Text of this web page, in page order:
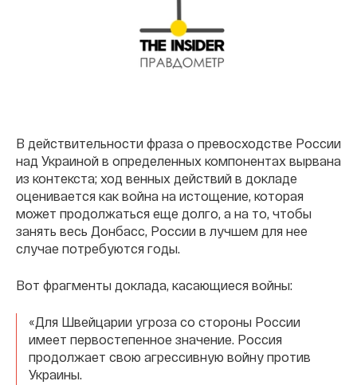
В действительности фраза о превосходстве России
над Украиной в определенных компонентах вырвана
из контекста; ход венных действий в докладе
оценивается как война на истощение, которая
может продолжаться еще долго, а на то, чтобы
занять весь Донбасс, России в лучшем для нее
случае потребуются годы.
Вот фрагменты доклада, касающиеся войны:
«Для Швейцарии угроза со стороны России
имеет первостепенное значение. Россия
продолжает свою агрессивную войну против
Украины.